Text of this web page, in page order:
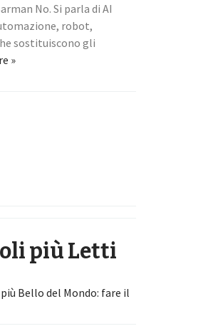
No. Si parla di AI
robot,
sostituiscono gli
»
più Letti
Bello del Mondo: fare il